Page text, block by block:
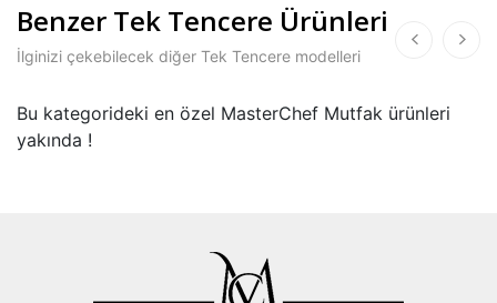
Benzer Tek Tencere Ürünleri
İlginizi çekebilecek diğer Tek Tencere modelleri
Bu kategorideki en özel MasterChef Mutfak ürünleri
yakında !